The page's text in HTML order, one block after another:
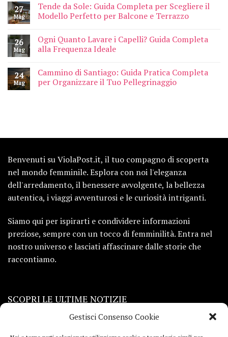
Gestisci Consenso Cookie
27
Mag
Tende da Sole: Guida Completa per Scegliere il
Modello Perfetto per Balcone e Terrazzo
26
Mag
Ogni Quanto Lavare i Capelli? Guida Completa
alla Frequenza Ideale
24
Mag
Cammino di Santiago: Guida Pratica Completa
per Organizzare il Tuo Pellegrinaggio
Benvenuti su ViolaPost.it, il tuo compagno di scoperta
nel mondo femminile. Esplora con noi l'eleganza
dell'arredamento, il benessere avvolgente, la bellezza
autentica, i viaggi avventurosi e le curiosità intriganti.
Siamo qui per ispirarti e condividere informazioni
preziose, sempre con un tocco di femminilità. Entra nel
nostro universo e lasciati affascinare dalle storie che
raccontiamo.
SCOPRI LE ULTIME NOTIZIE